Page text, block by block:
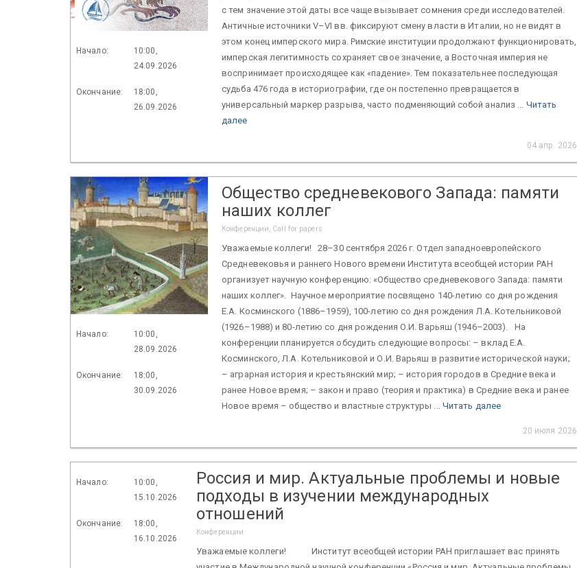
Начало:
10:00,
24.09.2026
Окончание:
18:00,
26.09.2026
с тем значение этой даты все чаще вызывает сомнения среди исследователей.
Античные источники V–VI вв. фиксируют смену власти в Италии, но не видят в
этом конец имперского мира. Римские институции продолжают функционировать,
имперская легитимность сохраняет свое значение, а Восточная империя не
воспринимает происходящее как «падение». Тем показательнее последующая
судьба 476 года в историографии, где он постепенно превращается в
универсальный маркер разрыва, часто подменяющий собой анализ ... Читать
далее
04 апр. 2026
Начало:
10:00,
28.09.2026
Окончание:
18:00,
30.09.2026
Общество средневекового Запада: памяти
наших коллег
Конференции, Call for papers
Уважаемые коллеги! 28–30 сентября 2026 г. Отдел западноевропейского
Средневековья и раннего Нового времени Института всеобщей истории РАН
организует научную конференцию: «Общество средневекового Запада: памяти
наших коллег». Научное мероприятие посвящено 140-летию со дня рождения
Е.А. Косминского (1886–1959), 100-летию со дня рождения Л.А. Котельниковой
(1926–1988) и 80-летию со дня рождения О.И. Варьяш (1946–2003). На
конференции планируется обсудить следующие вопросы: – вклад Е.А.
Косминского, Л.А. Котельниковой и О.И. Варьяш в развитие исторической науки;
– аграрная история и крестьянский мир; – история городов в Средние века и
ранее Новое время; – закон и право (теория и практика) в Средние века и ранее
Новое время – общество и властные структуры ... Читать далее
20 июля 2026
Начало:
10:00,
15.10.2026
Окончание:
18:00,
16.10.2026
Россия и мир. Актуальные проблемы и новые
подходы в изучении международных
отношений
Конференции
Уважаемые коллеги! Институт всеобщей истории РАН приглашает вас принять